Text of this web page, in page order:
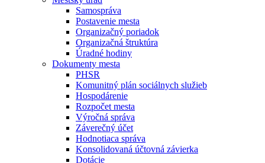
Samospráva
Postavenie mesta
Organizačný poriadok
Organizačná štruktúra
Úradné hodiny
Dokumenty mesta
PHSR
Komunitný plán sociálnych služieb
Hospodárenie
Rozpočet mesta
Výročná správa
Záverečný účet
Hodnotiaca správa
Konsolidovaná účtovná závierka
Dotácie